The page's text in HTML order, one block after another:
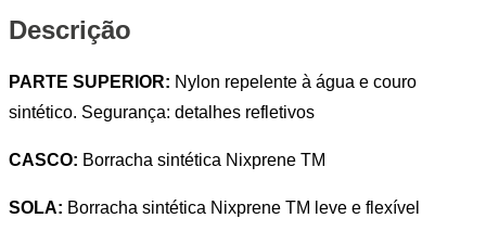
Descrição
PARTE SUPERIOR: Nylon repelente à água e couro
sintético. Segurança: detalhes refletivos
CASCO: Borracha sintética Nixprene TM
SOLA: Borracha sintética Nixprene TM leve e flexível